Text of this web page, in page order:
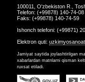
100011, O'zbekiston R.,
Telefon: (+99878) 140-74-08
Faks: (+99878) 140-74-59
Ishonch telefoni: (+99871)
Elektron quti:
Jamiyat saytida joylashtirilgan
xabarlardan matnlarni qisman
ruxsat etiladi.